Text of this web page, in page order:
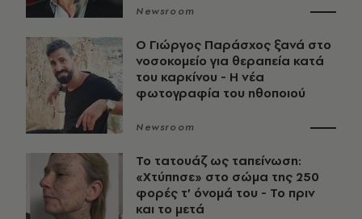
Newsroom
O Γιώργος Παράσχος ξανά στο
νοσοκομείο για θεραπεία κατά
του καρκίνου - Η νέα
φωτογραφία του ηθοποιού
Newsroom
Το τατουάζ ως ταπείνωση:
«Χτύπησε» στο σώμα της 250
φορές τ’ όνομά του - Το πριν
και το μετά